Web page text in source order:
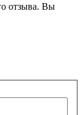
отзыва. Вы